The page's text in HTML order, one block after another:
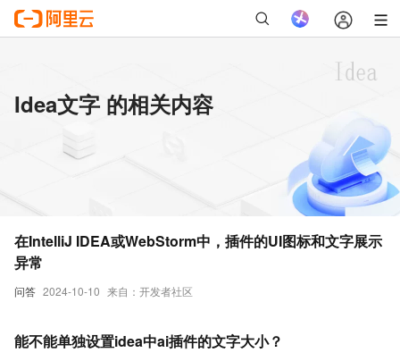
Idea文字 的相关内容
问答 2024-10-10 来自：开发者社区
在IntelliJ IDEA或WebStorm中，插件的UI图标和文字展示
异常
能不能单独设置idea中ai插件的文字大小？